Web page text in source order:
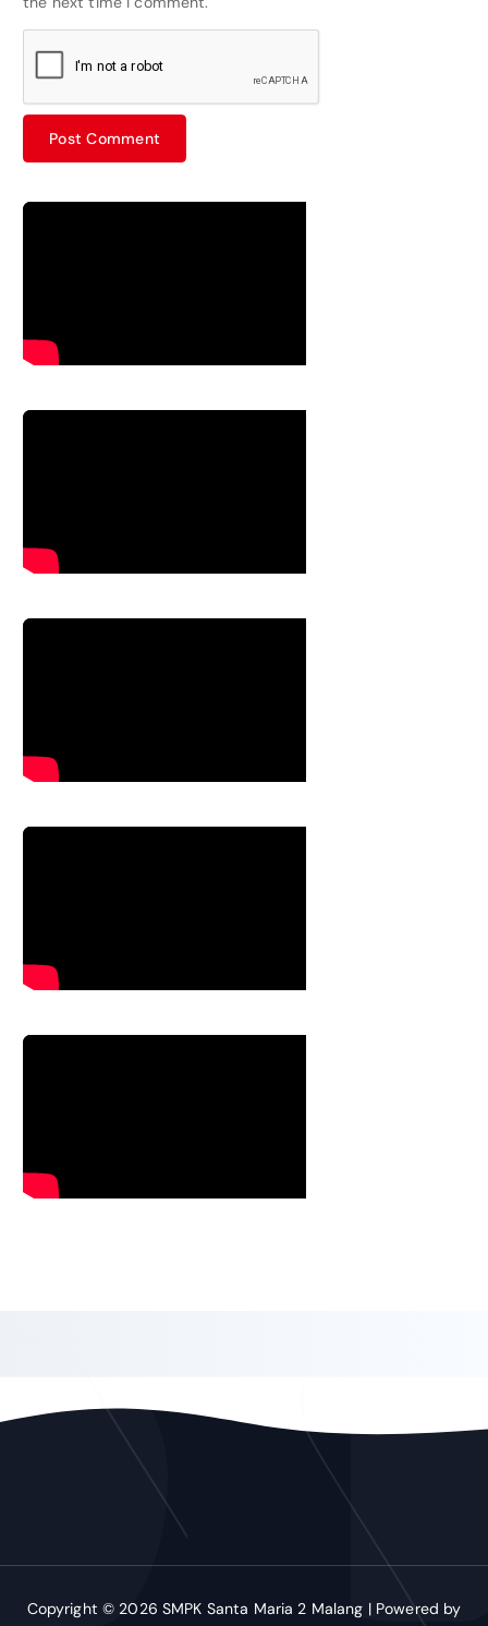
Copyright © 2026 SMPK Santa Maria 2 Malang | Powered by